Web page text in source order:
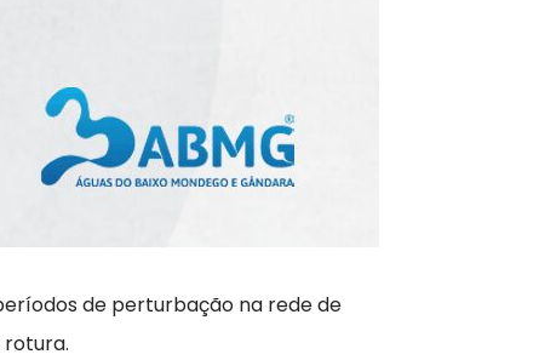
de perturbação na rede de
rotura.